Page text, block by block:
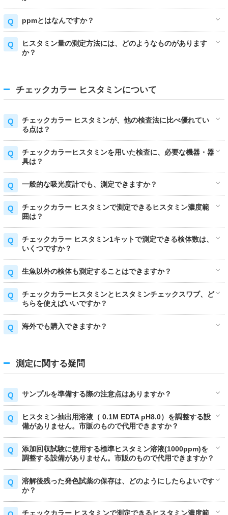
ppmとはなんですか？
ヒスタミン量の測定方法には、どのようなものがあります
か？
チェックカラー ヒスタミンについて
チェックカラー ヒスタミンが、他の検査法に比べ優れてい
る点は？
チェックカラーヒスタミンを用いた検査に、必要な機器・器
具は？
一般的な吸光度計でも、測定できますか？
チェックカラー ヒスタミンで測定できるヒスタミン濃度範
囲は？
チェックカラー ヒスタミン1キットで測定できる検体数は、
いくつですか？
生魚以外の検体も測定することはできますか？
チェックカラーヒスタミンとヒスタミンチェックスワブ、ど
ちらを使えばいいですか？
海外でも購入できますか？
測定に関する疑問
サンプルを準備する際の注意点はありますか？
ヒスタミン抽出用溶液（ 0.1M EDTA pH8.0）を調整する設
備がありません。市販のもので代用できますか？
添加回収試験に使用する標準ヒスタミン溶液(1000ppm)を
調整する設備がありません。市販のもので代用できますか？
溶解後残った発色試薬の保存は、どのようにしたらよいです
か？
チェックカラー ヒスタミンで測定できるヒスタミン濃度範